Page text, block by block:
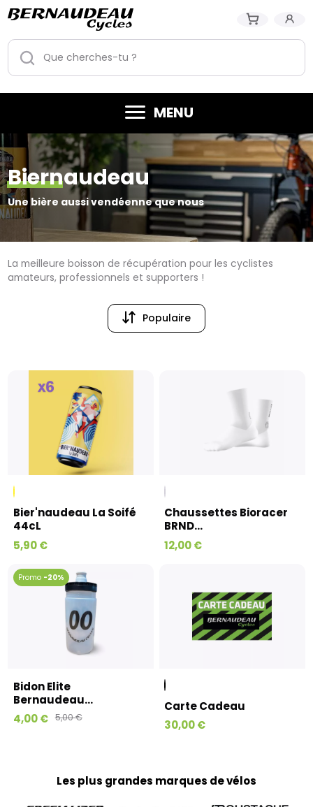
MENU
Biernaudeau
Une bière aussi vendéenne que nous
La meilleure boisson de récupération pour les cyclistes
amateurs, professionnels et supporters !
Populaire
Bier'naudeau La Soifé
44cL
5,90 €
Chaussettes Bioracer
BRND...
12,00 €
-20%
Bidon Elite
Bernaudeau...
4,00 € 5,00 €
Carte Cadeau
30,00 €
Les plus grandes marques de vélos